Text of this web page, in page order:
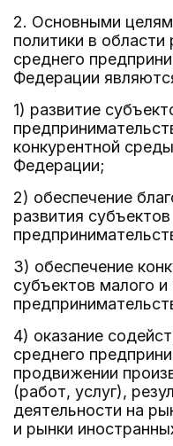
2. Основными
политики в области
среднего
Федерации
1) развитие
конкурентной
Федерации;
2) обеспечение
развития
3) обеспечение
субъектов малого и
4) оказание
среднего
продвижении
(работ, услуг),
деятельности на
и рынки